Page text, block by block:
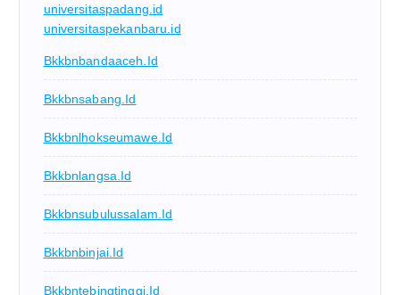
universitaspadang.id
universitaspekanbaru.id
Bkkbnbandaaceh.id
Bkkbnsabang.id
Bkkbnlhokseumawe.id
Bkkbnlangsa.id
Bkkbnsubulussalam.id
Bkkbnbinjai.id
Bkkbntebingtinggi.id